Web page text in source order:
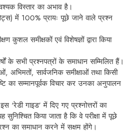
विस्तार का अभाव है।
में 100% प्रायः पूछे जाने वाले प्रश्न
कुशल समीक्षकों एवं विशेषज्ञों द्वारा किया
के सभी प्रश्नपत्रों के समाधान सम्मिलित हैं।
अभिमतों, सार्वजनिक समीक्षाओं तथा किसी
का सम्मानपूर्वक विचार कर उनका अनुपालन
इस ‘रेडी गाइड’ में दिए गए प्रश्नोत्तरों का
किया जाता है कि वे परीक्षा में पूछे
का समाधान करने में सक्षम होंगे।